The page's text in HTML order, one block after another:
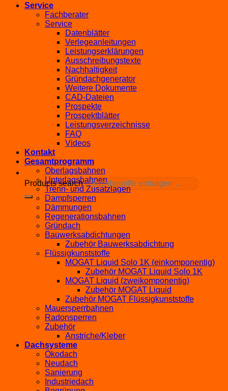
Products search
Service
Fachberater
Service
Datenblätter
Verlegeanleitungen
Leistungserklärungen
Ausschreibungstexte
Nachhaltigkeit
Gründachgenerator
Weitere Dokumente
CAD-Dateien
Prospekte
Prospektblätter
Leistungsverzeichnisse
FAQ
Videos
Kontakt
Gesamtprogramm
Oberlagsbahnen
Unterlagsbahnen
Trenn- und Zusatzlagen
Dampfsperren
Dämmungen
Regenerationsbahnen
Gründach
Bauwerksabdichtungen
Zubehör Bauwerksabdichtung
Flüssigkunststoffe
MOGAT Liquid Solo 1K (einkomponentig)
Zubehör MOGAT Liquid Solo 1K
MOGAT Liquid (zweikomponentig)
Zubehör MOGAT Liquid
Zubehör MOGAT Flüssigkunststoffe
Mauersperrbahnen
Radonsperren
Zubehör
Anstriche/Kleber
Dachsysteme
Ökodach
Neudach
Sanierung
Industriedach